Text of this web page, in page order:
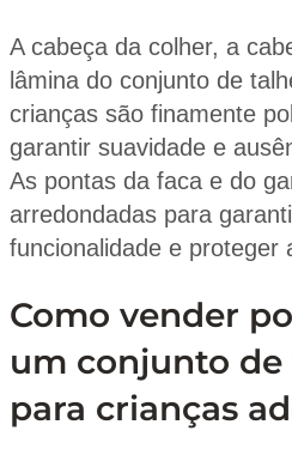
A cabeça da colher, a
lâmina do conjunto de
crianças são finamente
garantir suavidade e
As pontas da faca e do
arredondadas para
funcionalidade e proteger
Como vender
um conjunto de
para crianças